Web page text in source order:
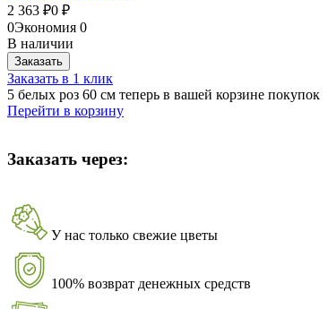
2 363 ₽0 ₽
0Экономия 0
В наличии
Заказать
Заказать в 1 клик
5 белых роз 60 см теперь в вашей корзине покупок
Перейти в корзину
Заказать через:
У нас только свежие цветы
100% возврат денежных средств